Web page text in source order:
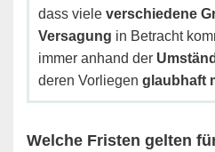
dass viele verschiedene
Versagung in Betracht
immer anhand der
deren Vorliegen glaubhaft
Welche Fristen gelten